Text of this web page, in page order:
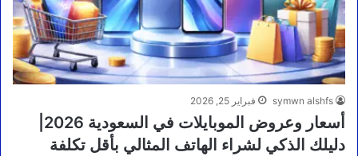
symwn alshfs فبراير 25, 2026
دليلك الذكي لشراء الهاتف المثالي بأقل تكلفة